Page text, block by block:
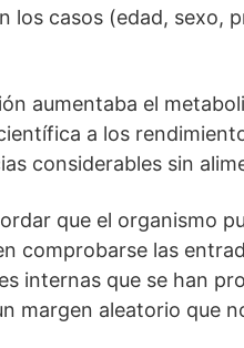
los casos (edad, sexo,
aumentaba el
a los
considerables sin
que el organismo
comprobarse las
internas que se han
margen aleatorio que